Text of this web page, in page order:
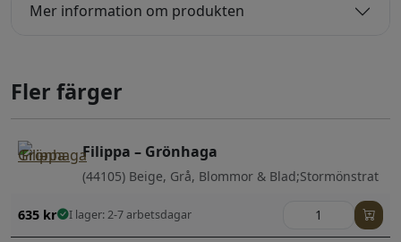
Mer information om produkten
Fler färger
Filippa – Grönhaga
(44105) Beige, Grå, Blommor & Blad;Stormönstrat
635 kr I lager: 2-7 arbetsdagar